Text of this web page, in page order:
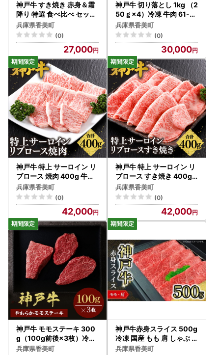
神戸牛 すき焼き 赤身＆霜
降り 特選 食べ比べ セット
500g もも 肩ロース 冷凍
牛肉 61-05
兵庫県香美町
(0)
27,000
神戸牛 切り落とし 1kg （2
50ｇ×4）冷凍 牛肉 61-0
9
兵庫県香美町
(0)
30,000
神戸牛 特上 サーロイン リ
ブロース 焼肉 400g 牛肉
61-10
兵庫県香美町
(0)
42,000
神戸牛 特上 サーロイン リ
ブロース すき焼き 400g
牛肉 61-12
兵庫県香美町
(0)
42,000
神戸牛 モモステーキ 300
g（100g前後×3枚）冷凍
兵庫県香美町
神戸牛赤身スライス 500g
冷凍 国産 もも 肩 しゃぶ 7
2-05
兵庫県香美町